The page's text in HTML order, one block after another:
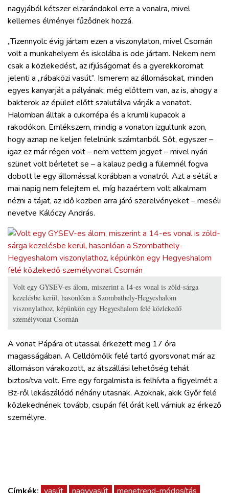
nagyjából kétszer elzarándokol erre a vonalra, mivel
kellemes élményei fűződnek hozzá.
„Tizennyolc évig jártam ezen a viszonylaton, mivel Csornán
volt a munkahelyem és iskolába is ode jártam. Nekem nem
csak a közlekedést, az ifjúságomat és a gyerekkoromat
jelenti a „rábaközi vasút”. Ismerem az állomásokat, minden
egyes kanyarját a pályának; még előttem van, az is, ahogy a
bakterok az épület előtt szalutálva várják a vonatot.
Halomban álltak a cukorrépa és a krumli kupacok a
rakodókon. Emlékszem, mindig a vonaton izgultunk azon,
hogy aznap ne keljen felelnünk számtanból. Sőt, egyszer –
igaz ez már régen volt – nem vettem jegyet – mivel nyári
szünet volt bérletet se – a kalauz pedig a fülemnél fogva
dobott le egy állomással korábban a vonatról. Azt a sétát a
mai napig nem felejtem el, míg hazaértem volt alkalmam
nézni a tájat, az idő közben arra járó szerelvényeket – meséli
nevetve Kálóczy András.
Volt egy GYSEV-es álom, miszerint a 14-es vonal is zöld-sárga
kezelésbe kerül, hasonlóan a Szombathely-Hegyeshalom
viszonylathoz, képünkön egy Hegyeshalom felé közlekedő
személyvonat Csornán
A vonat Pápára öt utassal érkezett meg 17 óra
magasságában. A Celldömölk felé tartó gyorsvonat már az
állomáson várakozott, az átszállási lehetőség tehát
biztosítva volt. Erre egy forgalmista is felhívta a figyelmét a
Bz-ről lekászálódó néhány utasnak. Azoknak, akik Győr felé
közlekednének tovább, csupán fél órát kell várniuk az érkező
személyre.